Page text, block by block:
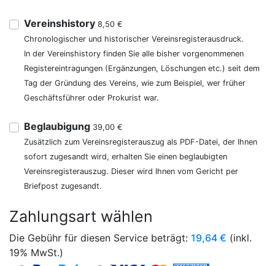
Vereinshistory 8,50 €
Chronologischer und historischer Vereinsregisterausdruck.
In der Vereinshistory finden Sie alle bisher vorgenommenen
Registereintragungen (Ergänzungen, Löschungen etc.) seit dem
Tag der Gründung des Vereins, wie zum Beispiel, wer früher
Geschäftsführer oder Prokurist war.
Beglaubigung 39,00 €
Zusätzlich zum Vereinsregisterauszug als PDF-Datei, der Ihnen
sofort zugesandt wird, erhalten Sie einen beglaubigten
Vereinsregisterauszug. Dieser wird Ihnen vom Gericht per
Briefpost zugesandt.
Zahlungsart wählen
Die Gebühr für diesen Service beträgt: 19,64 € (inkl.
19% MwSt.)